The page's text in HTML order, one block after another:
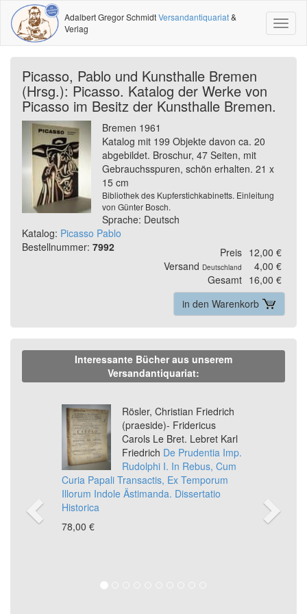
Adalbert Gregor SchmidtVersandantiquariat&
Verlag
Picasso, Pablo und Kunsthalle Bremen
(Hrsg.): Picasso. Katalog der Werke von
Picasso im Besitz der Kunsthalle Bremen.
Bremen 1961
Katalog mit 199 Objekte davon ca. 20
abgebildet. Broschur, 47 Seiten, mit
Gebrauchsspuren, schön erhalten. 21 x
15 cm
Bibliothek des Kupferstichkabinetts. Einleitung
von Günter Bosch.
Sprache: Deutsch
Katalog: Picasso Pablo
Bestellnummer: 7992 Preis 12,00 €
Versand Deutschland
4,00 €
Gesamt 16,00 €
in den Warenkorb
Interessante Bücher aus unserem
Versandantiquariat:
Rösler, Christian Friedrich
(praeside)- Fridericus
Carols Le Bret. Lebret Karl
Friedrich De Prudentia Imp.
Rudolphi I. In Rebus, Cum
Curia Papali Transactis, Ex Temporum
Illorum Indole Ästimanda. Dissertatio
Historica
78,00 €
Previous